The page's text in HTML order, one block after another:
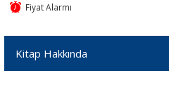
Fiyat Alarmı
Kitap Hakkında